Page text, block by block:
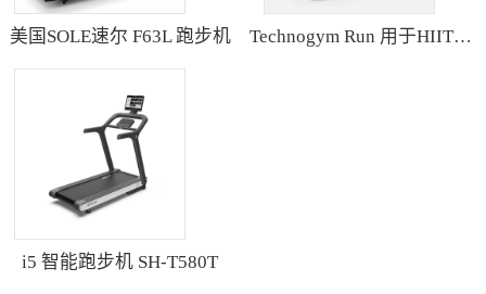
美国SOLE速尔 F63L 跑步机 Technogym Run 用于HIIT训练的跑步机
i5 智能跑步机 SH-T580T